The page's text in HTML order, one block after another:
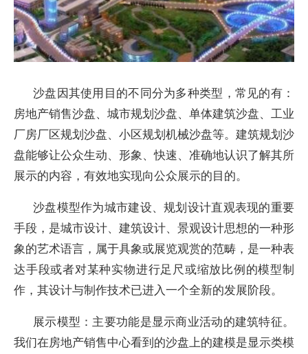
沙盘因其使用目的不同分为多种类型，常见的有：
房地产销售沙盘、城市规划沙盘、单体建筑沙盘、工业
厂房厂区规划沙盘、小区规划机械沙盘等。建筑规划沙
盘能够让公众生动、形象、快速、准确地认识了解其所
展示的内容，有效地实现向公众展示的目的。
沙盘模型作为城市建设、规划设计直观表现的重要
手段，是城市设计、建筑设计、景观设计思想的一种形
象的艺术语言，属于具象或展览观赏的范畴，是一种表
达手段或者对某种实物进行足尺或缩放比例的模型制
作，其设计与制作技术已进入一个全新的发展阶段。
展示模型：主要功能是显示商业活动的建筑特征。
我们在房地产销售中心看到的沙盘上的建模是显示类模